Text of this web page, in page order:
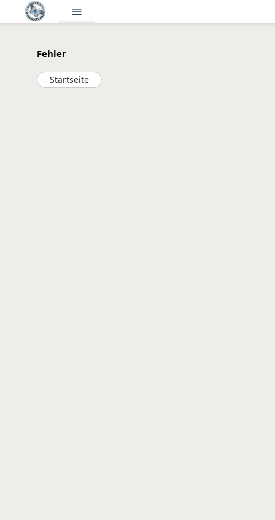
menu
Fehler
Startseite